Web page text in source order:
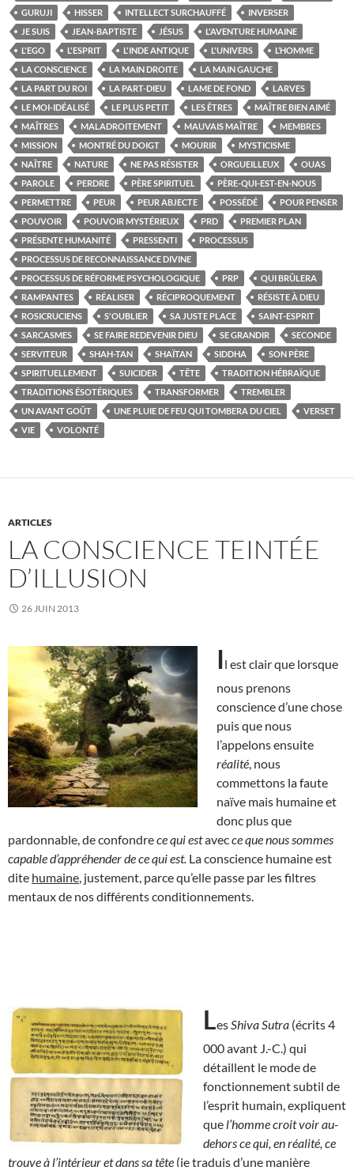
GURUJI HISSER INTELLECT SURCHAUFFÉ
INVERSER
JE SUIS
JEAN-BAPTISTE JÉSUS
L'AVENTURE HUMAINE
L'EGO
L'ESPRIT L'INDE ANTIQUE L'UNIVERS
L’HOMME
LA CONSCIENCE
LA MAIN DROITE
LA MAIN GAUCHE
LA PART DU ROI
LA PART-DIEU LAME DE FOND
LARVES
LE MOI-IDÉALISÉ
LE PLUS PETIT LES ÊTRES
MAÎTRE BIEN AIMÉ
MAÎTRES
MALADROITEMENT MAUVAIS MAÎTRE
MEMBRES
MISSION
MONTRÉ DU DOIGT MOURIR
MYSTICISME
NAÎTRE
NATURE NE PAS RÉSISTER ORGUEILLEUX
OUAS
PAROLE
PERDRE PÈRE SPIRITUEL
PÈRE-QUI-EST-EN-NOUS
PERMETTRE
PEUR PEUR ABJECTE POSSÉDÉ
POUR PENSER
POUVOIR
POUVOIR MYSTÉRIEUX PRD
PREMIER PLAN
PRÉSENTE HUMANITÉ
PRESSENTI
PROCESSUS
PROCESSUS DE RECONNAISSANCE DIVINE
PROCESSUS DE RÉFORME PSYCHOLOGIQUE
PRP
QUI BRÛLERA
RAMPANTES
RÉALISER RÉCIPROQUEMENT
RÉSISTE À DIEU
ROSICRUCIENS
S'OUBLIER SA JUSTE PLACE
SAINT-ESPRIT
SARCASMES
SE FAIRE REDEVENIR DIEU SE GRANDIR
SECONDE
SERVITEUR
SHAH-TAN SHAÏTAN SIDDHA
SON PÈRE
SPIRITUELLEMENT
SUICIDER TÊTE
TRADITION HÉBRAÏQUE
TRADITIONS ÉSOTÉRIQUES
TRANSFORMER
TREMBLER
UN AVANT GOÛT
UNE PLUIE DE FEU QUI TOMBERA DU CIEL
VERSET
VIE
VOLONTÉ
ARTICLES
LA CONSCIENCE TEINTÉE
D’ILLUSION
26 JUIN 2013
Il est clair que lorsque
nous prenons
conscience d’une chose
puis que nous
l’appelons ensuite
réalité , nous
commettons la faute
naïve mais humaine et
donc plus que
pardonnable, de confondrece qui estavecce que nous sommes
capable d’appréhender de ce qui est. La conscience humaine est
dite humaine , justement, parce qu’elle passe par les filtres
mentaux de nos différents conditionnements.
Les Shiva Sutra (écrits 4
000 avant J.-C.) qui
détaillent le mode de
fonctionnement subtil de
l’esprit humain, expliquent
que l’homme croit voir au-
dehors ce qui, en réalité, ce
trouve à l’intérieur et dans sa tête (je traduis d’une manière